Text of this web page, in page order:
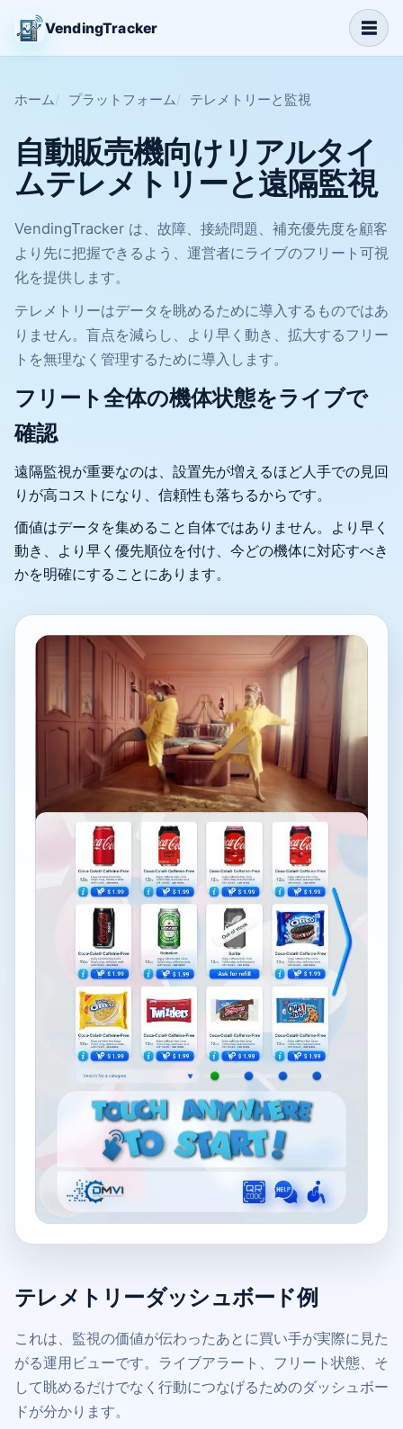
VendingTracker ☰
ホーム プラットフォーム テレメトリーと監視
自動販売機向けリアルタイ
ムテレメトリーと遠隔監視
VendingTracker は、故障、接続問題、補充優先度を顧客
より先に把握できるよう、運営者にライブのフリート可視
化を提供します。
テレメトリーはデータを眺めるために導入するものではあ
りません。盲点を減らし、より早く動き、拡大するフリー
トを無理なく管理するために導入します。
フリート全体の機体状態をライブで
確認
遠隔監視が重要なのは、設置先が増えるほど人手での見回
りが高コストになり、信頼性も落ちるからです。
価値はデータを集めること自体ではありません。より早く
動き、より早く優先順位を付け、今どの機体に対応すべき
かを明確にすることにあります。
テレメトリーダッシュボード例
これは、監視の価値が伝わったあとに買い手が実際に見た
がる運用ビューです。ライブアラート、フリート状態、そ
して眺めるだけでなく行動につなげるためのダッシュボー
ドが分かります。